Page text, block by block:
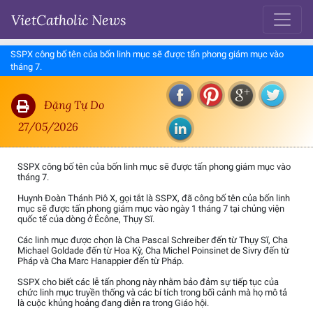
VietCatholic News
SSPX công bố tên của bốn linh mục sẽ được tấn phong giám mục vào
tháng 7.
Đặng Tự Do
27/05/2026
SSPX công bố tên của bốn linh mục sẽ được tấn phong giám mục vào
tháng 7.
Huynh Đoàn Thánh Piô X, gọi tắt là SSPX, đã công bố tên của bốn linh
mục sẽ được tấn phong giám mục vào ngày 1 tháng 7 tại chủng viện
quốc tế của dòng ở Écône, Thụy Sĩ.
Các linh mục được chọn là Cha Pascal Schreiber đến từ Thụy Sĩ, Cha
Michael Goldade đến từ Hoa Kỳ, Cha Michel Poinsinet de Sivry đến từ
Pháp và Cha Marc Hanappier đến từ Pháp.
SSPX cho biết các lễ tấn phong này nhằm bảo đảm sự tiếp tục của
chức linh mục truyền thống và các bí tích trong bối cảnh mà họ mô tả
là cuộc khủng hoảng đang diễn ra trong Giáo hội.